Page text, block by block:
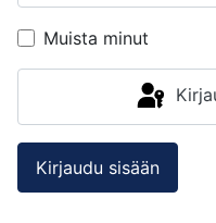
Muista minut
Kirjaudu sisään